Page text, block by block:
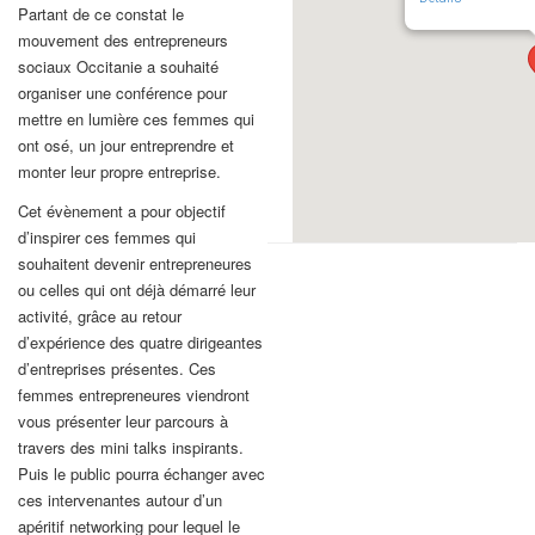
Partant de ce constat le
mouvement des entrepreneurs
sociaux Occitanie a souhaité
organiser une conférence pour
mettre en lumière ces femmes qui
ont osé, un jour entreprendre et
monter leur propre entreprise.
Cet évènement a pour objectif
d’inspirer ces femmes qui
souhaitent devenir entrepreneures
ou celles qui ont déjà démarré leur
activité, grâce au retour
d’expérience des quatre dirigeantes
d’entreprises présentes. Ces
femmes entrepreneures viendront
vous présenter leur parcours à
travers des mini talks inspirants.
Puis le public pourra échanger avec
ces intervenantes autour d’un
apéritif networking pour lequel le